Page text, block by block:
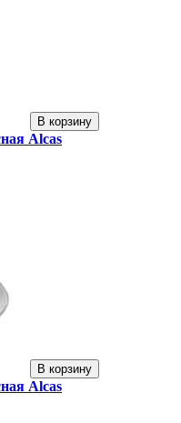
В корзину
Alcas
В корзину
Alcas